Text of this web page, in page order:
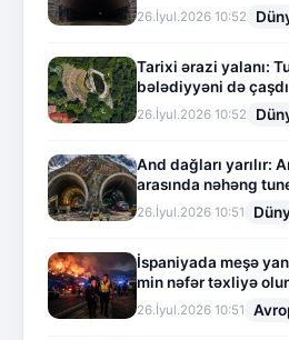
26.İyul.2026 10:52
Tarixi ərazi yalanı:
bələdiyyəni də
26.İyul.2026 10:52
And dağları yarılır:
arasında nəhəng
26.İyul.2026 10:51
İspaniyada meşə
min nəfər təxliyə
26.İyul.2026 10:51